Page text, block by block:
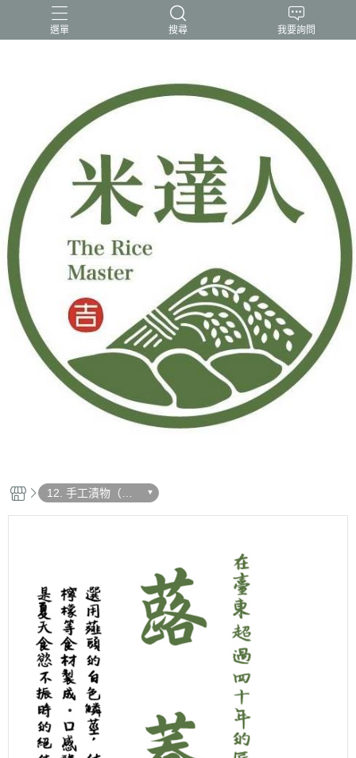
選單 搜尋 我要詢問
12. 手工漬物（搭
配壽司的最佳選
擇）